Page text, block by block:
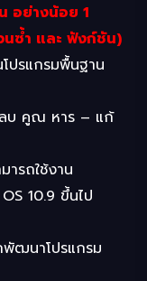
อย่างน้อย 1
นซ้ำ และ ฟังก์ชัน)
ปรแกรมพื้นฐาน
บ คูณ หาร – แก้
รถใช้งาน
10.9 ขึ้นไป
พัฒนาโปรแกรม